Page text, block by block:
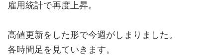
雇用統計で再度上昇。
高値更新をした形で今週がしまりました。
各時間足を見ていきます。